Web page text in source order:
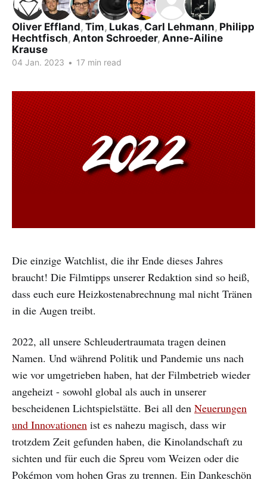
Oliver Effland, Tim, Lukas, Carl Lehmann, Philipp
Hechtfisch, Anton Schroeder, Anne-Ailine
Krause
04 Jan. 2023 • 17 min read
Die einzige Watchlist, die ihr Ende dieses Jahres
braucht! Die Filmtipps unserer Redaktion sind so heiß,
dass euch eure Heizkostenabrechnung mal nicht Tränen
in die Augen treibt.
2022, all unsere Schleudertraumata tragen deinen
Namen. Und während Politik und Pandemie uns nach
wie vor umgetrieben haben, hat der Filmbetrieb wieder
angeheizt - sowohl global als auch in unserer
bescheidenen Lichtspielstätte. Bei all den Neuerungen
und Innovationen ist es nahezu magisch, dass wir
trotzdem Zeit gefunden haben, die Kinolandschaft zu
sichten und für euch die Spreu vom Weizen oder die
Pokémon vom hohen Gras zu trennen. Ein Dankeschön